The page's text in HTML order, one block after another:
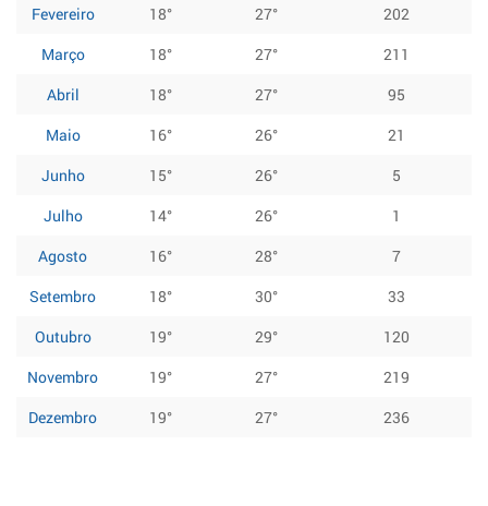
Fevereiro
18° 27°
202
Março
18° 27°
211
Abril
18° 27°
95
Maio
16° 26°
21
Junho
15° 26°
5
Julho
14° 26°
1
Agosto
16° 28°
7
Setembro
18° 30°
33
Outubro
19° 29°
120
Novembro
19° 27°
219
Dezembro
19° 27° 236